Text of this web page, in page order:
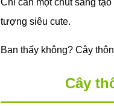
tượng siêu cute.
Bạn thấy không? Cây
Cây